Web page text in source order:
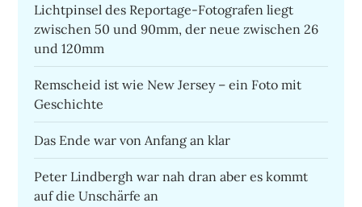
Lichtpinsel des Reportage-Fotografen liegt
zwischen 50 und 90mm, der neue zwischen 26
und 120mm
Remscheid ist wie New Jersey – ein Foto mit
Geschichte
Das Ende war von Anfang an klar
Peter Lindbergh war nah dran aber es kommt
auf die Unschärfe an